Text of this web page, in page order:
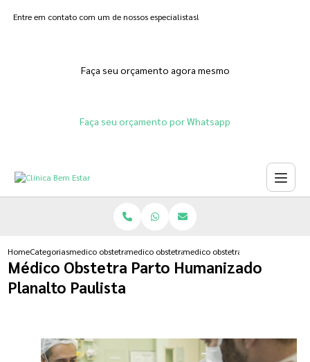
Entre em contato com um de nossos especialistas!
Faça seu orçamento agora mesmo
Faça seu orçamento por Whatsapp
HomeCategoriasmedico obstetramedico obstetra de riscomedico obstetra parto
Médico Obstetra Parto Humanizado
Planalto Paulista